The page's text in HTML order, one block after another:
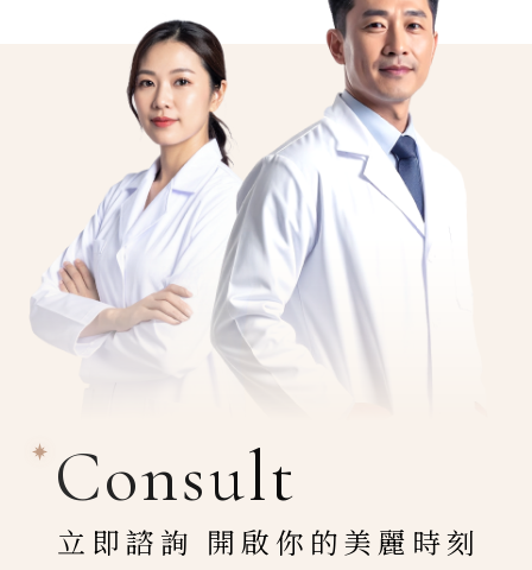
Consult
立即諮詢 開啟你的美麗時刻